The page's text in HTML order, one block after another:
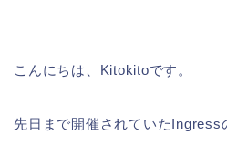
こんにちは、Kitokitoです。
先日まで開催されていたIngress